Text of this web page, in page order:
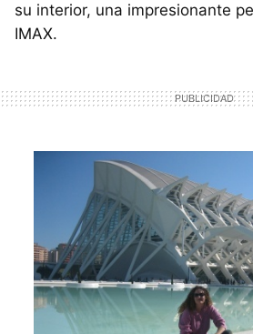
su interior, una impresionante
IMAX.